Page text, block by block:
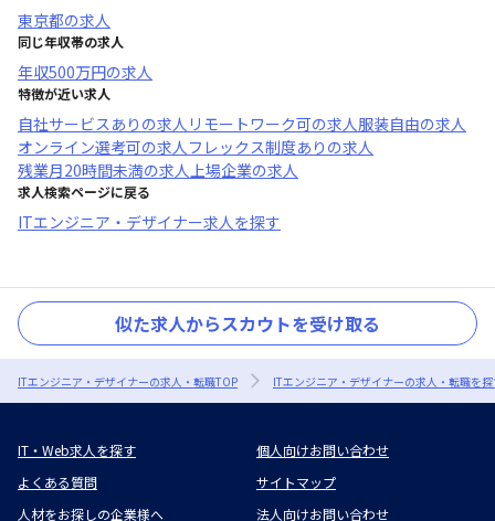
東京都の求人
同じ年収帯の求人
年収500万円の求人
特徴が近い求人
自社サービスあり の求人 リモートワーク可の求人服装自由の求人
オンライン選考可の求人フレックス制度あり の求人
残業月20時間未満の求人上場企業の求人
求人検索ページに戻る
ITエンジニア・デザイナー求人を探す
似た求人からスカウトを受け取る
ITエンジニア・デザイナーの求人・転職TOP ITエンジニア・デザイナーの求人・転職を
IT・Web求人を探す
個人向けお問い合わせ
よくある質問
サイトマップ
人材をお探しの企業様へ
法人向けお問い合わせ